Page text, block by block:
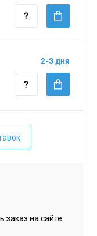
2-3 дня
заказ на сайте